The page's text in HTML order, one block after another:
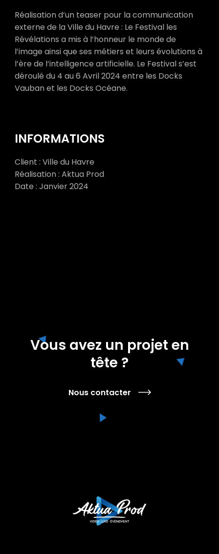
Réalisation d’un teaser pour la communication
externe de la Ville du Havre : Le Festival les
Révélations a mis à l’honneur le monde de
l’image ainsi que ses métiers et leurs évolutions à
l’ère de l’intelligence artificielle. Le Festival s’est
déroulé du 4 au 6 Avril 2024 entre les Docks
Vauban et les Docks Océane.
INFORMATIONS
Client : Ville du Havre
Réalisation : Aktua Prod
Date : Janvier 2024
Vous avez un projet en
tête ?
Nous contacter